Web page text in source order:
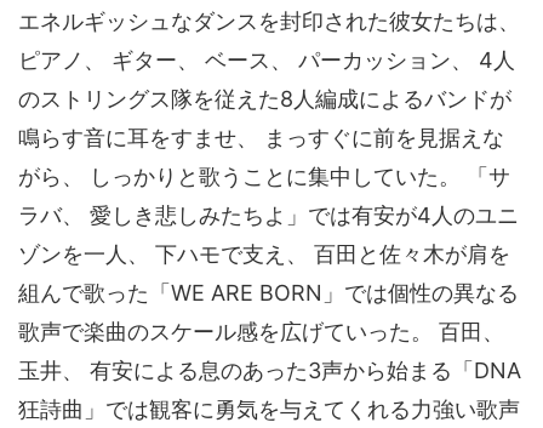
エネルギッシュなダンスを封印された彼女たちは、
ピアノ、 ギター、 ベース、 パーカッション、 4人
のストリングス隊を従えた8人編成によるバンドが
鳴らす音に耳をすませ、 まっすぐに前を見据えな
がら、 しっかりと歌うことに集中していた。 「サ
ラバ、 愛しき悲しみたちよ」では有安が4人のユニ
ゾンを一人、 下ハモで支え、 百田と佐々木が肩を
組んで歌った「WE ARE BORN」では個性の異なる
歌声で楽曲のスケール感を広げていった。 百田、
玉井、 有安による息のあった3声から始まる「DNA
狂詩曲」では観客に勇気を与えてくれる力強い歌声